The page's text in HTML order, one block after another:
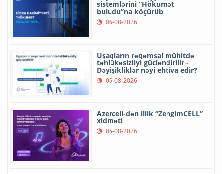
sistemlərini “Hökumət
buludu”na köçürüb
06-08-2026
Uşaqların rəqəmsal mühitdə
təhlükəsizliyi gücləndirilir -
Dəyişikliklər nəyi ehtiva edir?
05-08-2026
Azercell-dən illik “ZengimCELL”
xidməti
05-08-2026